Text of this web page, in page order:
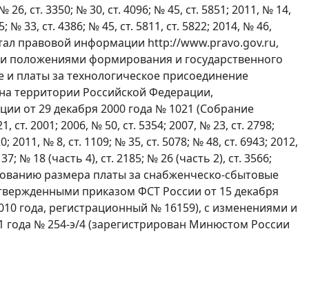
26, ст. 3350; № 30, ст. 4096; № 45, ст. 5851; 2011, № 14,
№ 33, ст. 4386; № 45, ст. 5811, ст. 5822; 2014, № 46,
правовой информации http://www.pravo.gov.ru,
положениями формирования и государственного
и платы за технологическое присоединение
территории Российской Федерации,
от 29 декабря 2000 года № 1021 (Собрание
2001; 2006, № 50, ст. 5354; 2007, № 23, ст. 2798;
2011, № 8, ст. 1109; № 35, ст. 5078; № 48, ст. 6943; 2012,
№ 18 (часть 4), ст. 2185; № 26 (часть 2), ст. 3566;
размера платы за снабженческо-сбытовые
приказом ФСТ России от 15 декабря
года, регистрационный № 16159), с изменениями и
№ 254-э/4 (зарегистрирован Минюстом России